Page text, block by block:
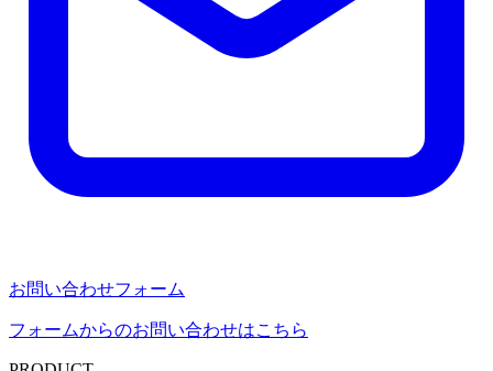
お問い合わせフォーム
フォームからのお問い合わせはこちら